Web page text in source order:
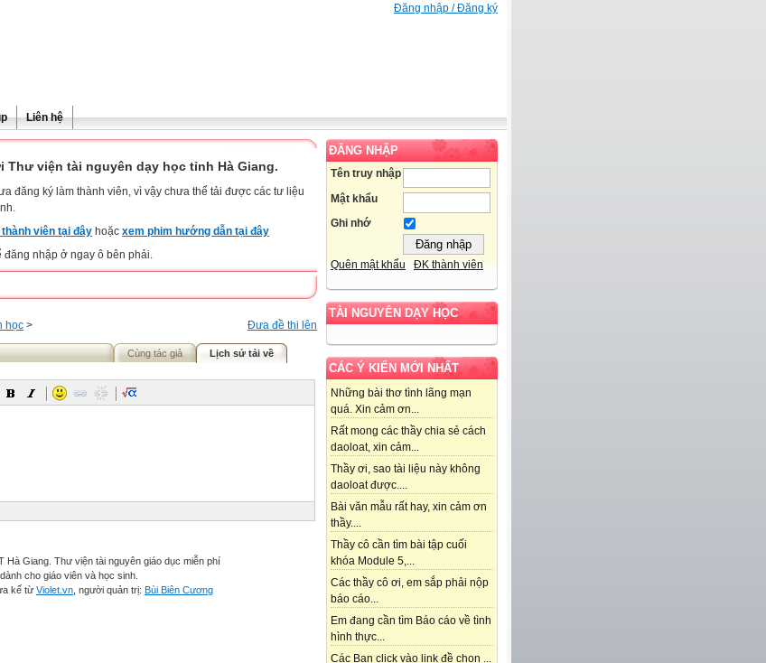
Đăng nhập / Đăng ký
Liên hệ
ĐĂNG NHẬP
Tên truy nhập
Mật khẩu
Ghi nhớ
Quên mật khẩu ĐK thành viên
TÀI NGUYÊN DẠY HỌC
CÁC Ý KIẾN MỚI NHẤT
Những bài thơ tình lãng mạn
quá. Xin cảm ơn...
Rất mong các thầy chia sẻ cách
daoloat, xin cảm...
Thầy ơi, sao tài liệu này không
daoloat được....
Bài văn mẫu rất hay, xin cảm ơn
thầy....
Thầy cô cần tìm bài tập cuối
khóa Module 5,...
Các thầy cô ơi, em sắp phải nộp
báo cáo...
Em đang cần tìm Báo cáo về tình
hình thực...
Các Bạn click vào link đề chọn ...
Thư viện tài nguyên dạy học tỉnh Hà Giang.
đăng ký làm thành viên, vì vậy chưa thể tải được các tư liệu
viên tại đây hoặc xem phim hướng dẫn tại đây
đăng nhập ở ngay ô bên phải.
Đưa đề thi lên
học >
Cùng tác giả Lịch sử tải về
Hà Giang. Thư viện tài nguyên giáo dục miễn phí
dành cho giáo viên và học sinh.
kế từ Violet.vn , người quản trị: Bùi Biên Cương